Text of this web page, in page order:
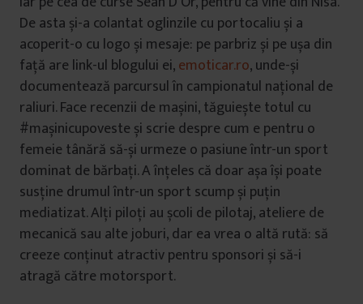
De asta și-a colantat oglinzile cu portocaliu și a
acoperit-o cu logo și mesaje: pe parbriz și pe ușa din
față are link-ul blogului ei,emoticar.ro, unde-și
documentează parcursul în campionatul național de
raliuri. Face recenzii de mașini, tăguiește totul cu
#mașinicupoveste și scrie despre cum e pentru o
femeie tânără să-și urmeze o pasiune într-un sport
dominat de bărbați. A înțeles că doar așa își poate
susține drumul într-un sport scump și puțin
mediatizat. Alți piloți au școli de pilotaj, ateliere de
mecanică sau alte joburi, dar ea vrea o altă rută: să
creeze conținut atractiv pentru sponsori și să-i
atragă către motorsport.